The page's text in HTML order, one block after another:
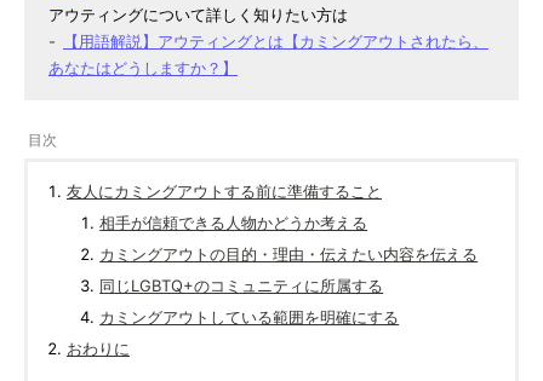
アウティングについて詳しく知りたい方は
【用語解説】アウティングとは【カミングアウトされたら、
あなたはどうしますか？】
友人にカミングアウトする前に準備すること
相手が信頼できる人物かどうか考える
カミングアウトの目的・理由・伝えたい内容を伝える
同じLGBTQ+のコミュニティに所属する
カミングアウトしている範囲を明確にする
おわりに